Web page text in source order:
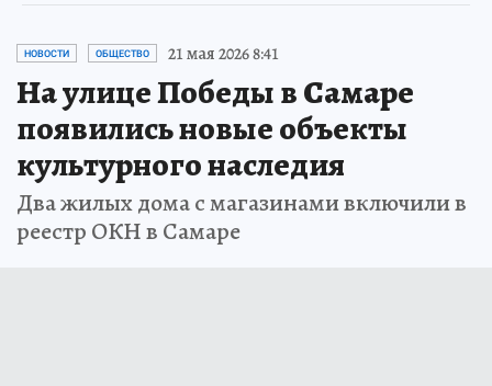
НОВОСТИ ОБЩЕСТВО 21 мая 2026 8:41
На улице Победы в Самаре
появились новые объекты
культурного наследия
Два жилых дома с магазинами включили в
реестр ОКН в Самаре